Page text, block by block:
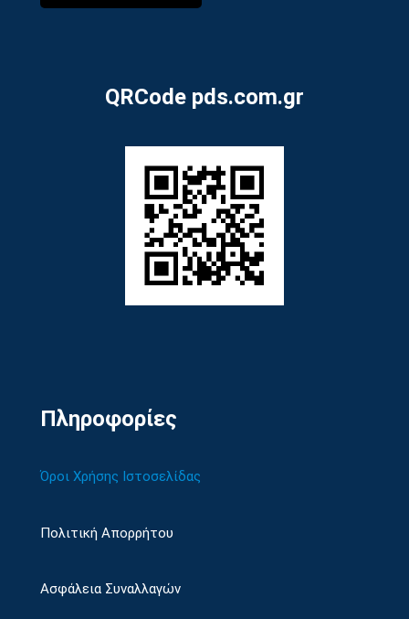
QRCode pds.com.gr
Πληροφορίες
Όροι Χρήσης Ιστοσελίδας
Πολιτική Απορρήτου
Ασφάλεια Συναλλαγών